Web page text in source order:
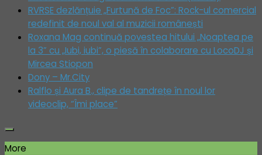
RVRSE dezlănțuie „Furtună de Foc”: Rock-ul comercial
redefinit de noul val al muzicii românești
Roxana Mag continuă povestea hitului „Noaptea pe
la 3” cu „Iubi, iubi”, o piesă în colaborare cu LocoDJ și
Mircea Stiopon
Dony – Mr.City
Ralflo și Aura B., clipe de tandrețe în noul lor
videoclip, “Îmi place”
More